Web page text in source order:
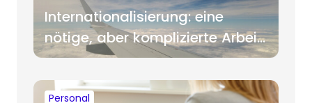
Internationalisierung: eine
nötige, aber komplizierte Arbeit
für Startups
Personal